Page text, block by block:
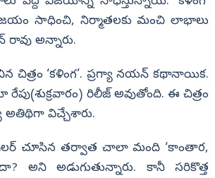
సాధించి, నిర్మాతలకు మంచి లాభాలు
రావు అన్నారు.
‘కళింగ’. ప్రగ్యా నయన్‌ కథానాయిక.
రిలీజ్‌ అవుతోంది. ఈ చిత్రం
అతిథిగా విచ్చేశారు.
చూసిన తర్వాత చాలా మంది ‘కాంతార,
అని అడుగుతున్నారు. కానీ సరికొత్త